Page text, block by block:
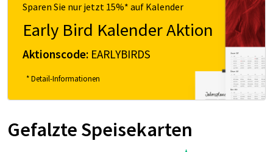
Sparen Sie nur jetzt 15%* auf Kalender
Early Bird Kalender Aktion
Aktionscode: EARLYBIRDS
* Detail-Informationen
Gefalzte Speisekarten